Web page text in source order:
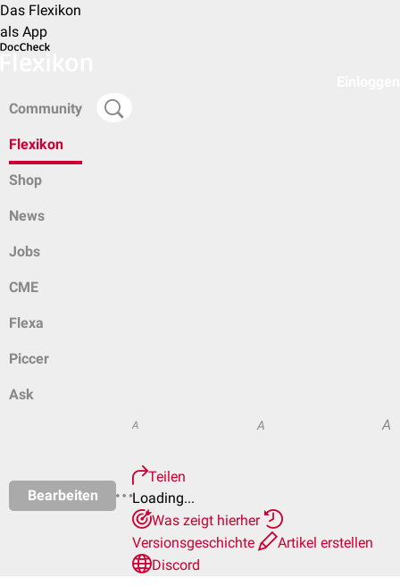
Das Flexikon
als App
Community
Flexikon
Shop
News
Jobs
CME
Flexa
Piccer
Ask
Bearbeiten
A A A
Teilen
Loading...
Was zeigt hierher
Versionsgeschichte
Artikel erstellen
Discord